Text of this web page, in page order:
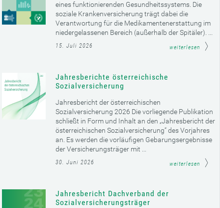
eines funktionierenden Gesundheitssystems. Die
soziale Krankenversicherung trägt dabei die
Verantwortung für die Medikamentenerstattung im
niedergelassenen Bereich (außerhalb der Spitäler). ...
15. Juli 2026 weiterlesen
Jahresberichte österreichische
Sozialversicherung
Jahresbericht der österreichischen
Sozialversicherung 2026 Die vorliegende Publikation
schließt in Form und Inhalt an den „Jahresbericht der
österreichischen Sozialversicherung“ des Vorjahres
an. Es werden die vorläufigen Gebarungsergebnisse
der Versicherungsträger mit ...
30. Juni 2026 weiterlesen
Jahresbericht Dachverband der
Sozialversicherungsträger